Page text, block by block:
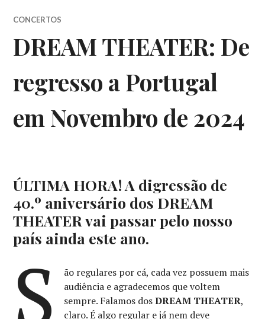
CONCERTOS
DREAM THEATER: De
regresso a Portugal
em Novembro de 2024
ÚLTIMA HORA! A digressão de
40.º aniversário dos DREAM
THEATER vai passar pelo nosso
país ainda este ano.
S
ão regulares por cá, cada vez possuem mais
audiência e agradecemos que voltem
sempre. Falamos dosDREAM THEATER,
claro. É algo regular e já nem deve